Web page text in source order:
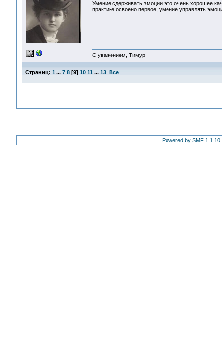
Умение сдерживать эмоции это очень хорошее
практике освоено первое, умение управлять
С уважением, Тимур
Страниц: 1 ... 7 8[9] 10 11 ... 13 Все
Powered by SMF 1.1.10